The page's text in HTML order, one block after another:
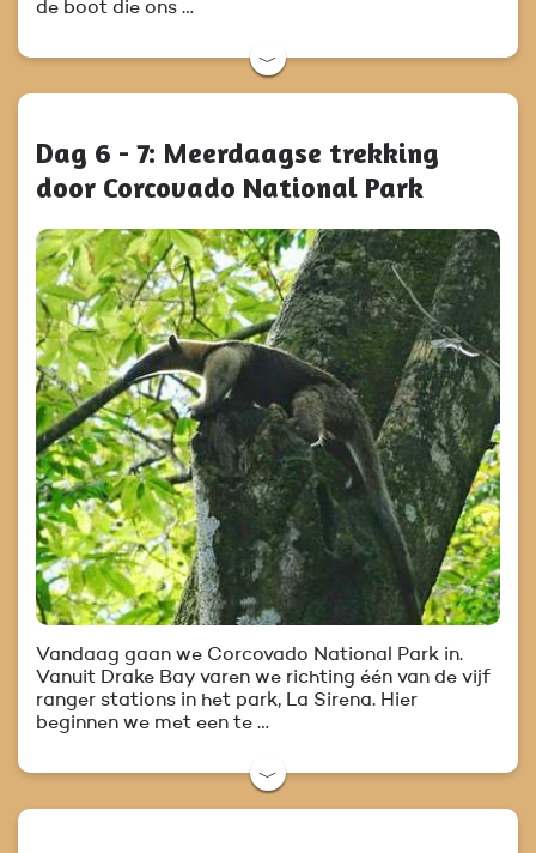
de boot die ons …
﹀
Dag 6 - 7: Meerdaagse trekking
door Corcovado National Park
Vandaag gaan we Corcovado National Park in.
Vanuit Drake Bay varen we richting één van de vijf
ranger stations in het park, La Sirena. Hier
beginnen we met een te …
﹀